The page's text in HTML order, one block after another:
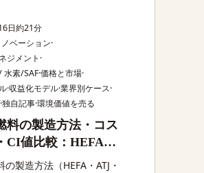
日約21分
ベーション·
ジメント ·
水素/SAF·価格と市場·
·収益化モデル·業界別ケース·
·独自記事·環境価値を売る
料の製造方法・コス
CI値比較：HEFA・
合成・パイロリシス
製造方法（HEFA・ATJ・